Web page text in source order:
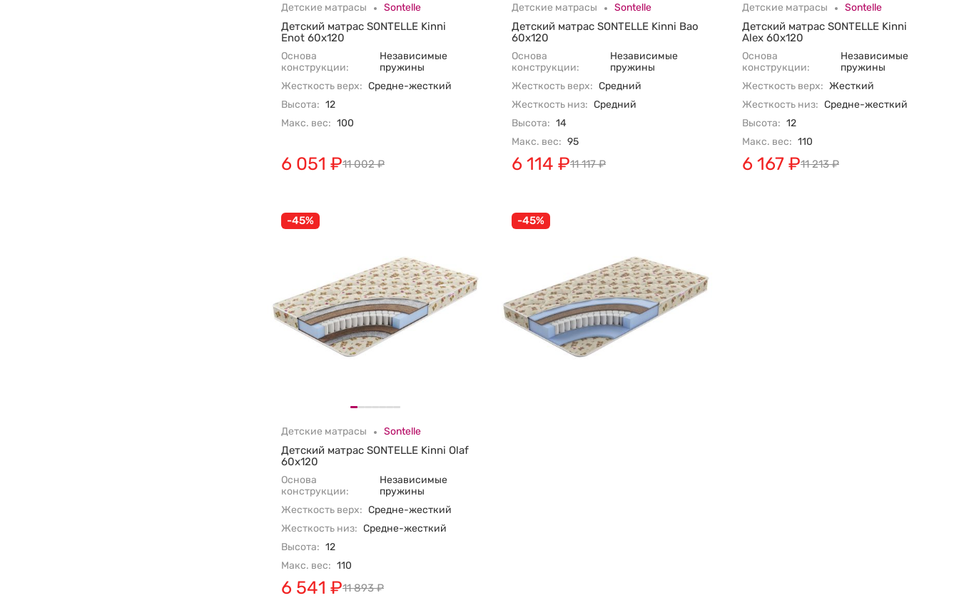
Детские матрасы Sontelle
Детский матрас SONTELLE Kinni
Enot 60х120
Основа
конструкции:
Независимые
пружины
Жесткость верх: Средне-жесткий
Высота: 12
Макс. вес: 100
6 051 ₽11 002₽
Детские матрасы Sontelle
Детский матрас SONTELLE Kinni Bao
60х120
Основа
конструкции:
Независимые
пружины
Жесткость верх: Средний
Жесткость низ: Средний
Высота: 14
Макс. вес: 95
6 114 ₽11 117₽
Детские матрасы Sontelle
Детский матрас SONTELLE Kinni
Alex 60х120
Основа
конструкции:
Независимые
пружины
Жесткость верх: Жесткий
Жесткость низ: Средне-жесткий
Высота: 12
Макс. вес: 110
6 167₽11 213₽
-45%
Детские матрасы Sontelle
Детский матрас SONTELLE Kinni Olaf
60х120
Основа
конструкции:
Независимые
пружины
Жесткость верх: Средне-жесткий
Жесткость низ: Средне-жесткий
Высота: 12
Макс. вес: 110
6 541 ₽11 893₽
-45%